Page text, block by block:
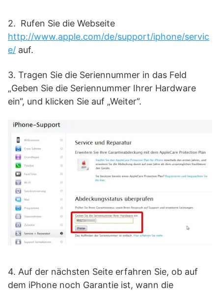
2. Rufen Sie die Webseite
http://www.apple.com/de/support/iphone/servic
e/ auf.
3. Tragen Sie die Seriennummer in das Feld
„Geben Sie die Seriennummer Ihrer Hardware
ein“, und klicken Sie auf „Weiter“.
4. Auf der nächsten Seite erfahren Sie, ob auf
dem iPhone noch Garantie ist, wann die